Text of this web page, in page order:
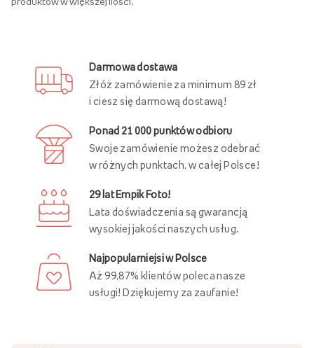
Darmowa dostawa
Złóż zamówienie za minimum 89 zł
i ciesz się darmową dostawą!
Ponad 21 000 punktów odbioru
Swoje zamówienie możesz odebrać
w różnych punktach, w całej Polsce!
29 lat Empik Foto!
Lata doświadczenia są gwarancją
wysokiej jakości naszych usług.
Najpopularniejsi w Polsce
Aż 99,87% klientów poleca nasze
usługi! Dziękujemy za zaufanie!